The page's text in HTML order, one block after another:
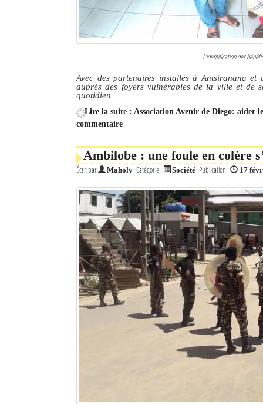
L’identification des
Avec des partenaires installés à Antsiranana et
auprès des foyers vulnérables de la ville et de
quotidien
Lire la suite : Association Avenir de Diego: aider
commentaire
Ambilobe : une foule en colère
Écrit par Maholy Catégorie : Société Publication : 17